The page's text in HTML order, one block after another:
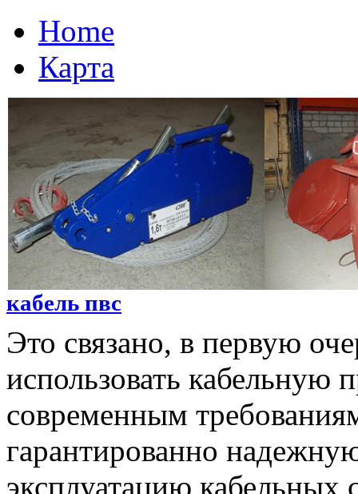
Home
Карта
кабель пвс
Это связано, в первую
использовать
современным
гарантированно
эксплуатацию кабельных